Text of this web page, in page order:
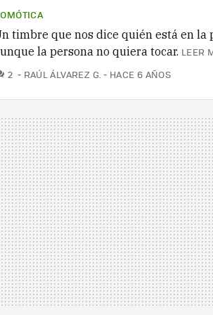
timbre que nos dice quién está en la
la persona no quiera tocar. LEER
2 COMENTARIOS
RAÚL ÁLVAREZ G. HACE 6 AÑOS